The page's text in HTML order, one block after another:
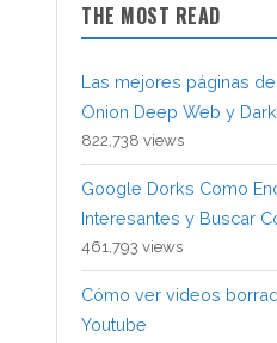
THE MOST READ
Las mejores páginas
Onion Deep Web y
822,738 views
Google Dorks Como
Interesantes y Buscar
461,793 views
Cómo ver videos
Youtube